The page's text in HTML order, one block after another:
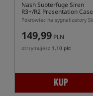
Nash Subterfuge Siren
R3+/R2 Presentation Case
149,99 PLN
otrzymujesz 1,10 pkt
KUP